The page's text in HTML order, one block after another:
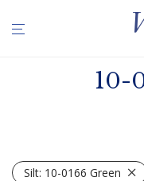
10-
Silt: 10-0166 Green